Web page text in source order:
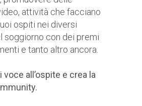
attività che facciano
ospiti nei diversi
soggiorno con dei premi
e tanto altro ancora.
voce all’ospite e crea la